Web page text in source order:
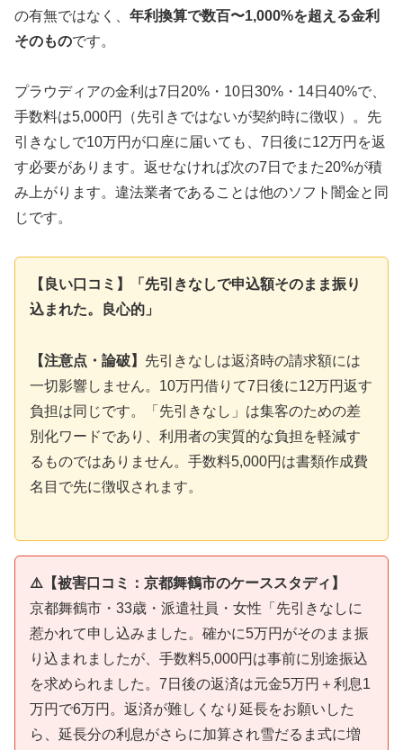
の有無ではなく、 年利換算で数百〜1,000%を超える金利
そのものです。
プラウディアの金利は7日20%・10日30%・14日40%で、
手数料は5,000円（先引きではないが契約時に徴収）。先
引きなしで10万円が口座に届いても、7日後に12万円を返
す必要があります。返せなければ次の7日でまた20%が積
み上がります。違法業者であることは他のソフト闇金と同
じです。
【良い口コミ】「先引きなしで申込額そのまま振り
込まれた。良心的」
【注意点・論破】 先引きなしは返済時の請求額には
一切影響しません。10万円借りて7日後に12万円返す
負担は同じです。「先引きなし」は集客のための差
別化ワードであり、利用者の実質的な負担を軽減す
るものではありません。手数料5,000円は書類作成費
名目で先に徴収されます。
⚠️【被害口コミ：京都舞鶴市のケーススタディ】
京都舞鶴市・33歳・派遣社員・女性「先引きなしに
惹かれて申し込みました。確かに5万円がそのまま振
り込まれましたが、手数料5,000円は事前に別途振込
を求められました。7日後の返済は元金5万円＋利息1
万円で6万円。返済が難しくなり延長をお願いした
ら、延長分の利息がさらに加算され雪だるま式に増